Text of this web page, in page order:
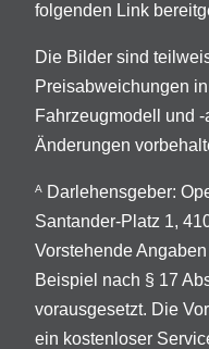
folgenden Link
Die Bilder sind
Preisabweichungen
Fahrzeugmodell und
Änderungen
A
Darlehensgeber:
Santander-Platz 1,
Vorstehende
Beispiel nach § 17
vorausgesetzt. Die
ein kostenloser